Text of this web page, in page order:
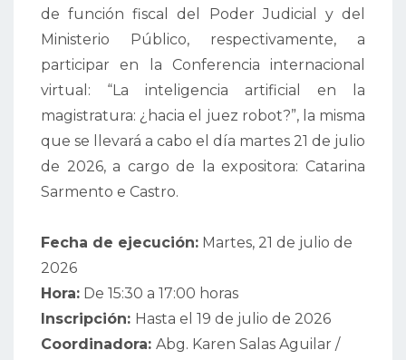
de función fiscal del Poder Judicial y del
Ministerio Público, respectivamente, a
participar en la Conferencia internacional
virtual: “La inteligencia artificial en la
magistratura: ¿hacia el juez robot?”, la misma
que se llevará a cabo el día martes 21 de julio
de 2026, a cargo de la expositora: Catarina
Sarmento e Castro.
Fecha de ejecución: Martes, 21 de julio de
2026
Hora: De 15:30 a 17:00 horas
Inscripción: Hasta el 19 de julio de 2026
Coordinadora: Abg. Karen Salas Aguilar /